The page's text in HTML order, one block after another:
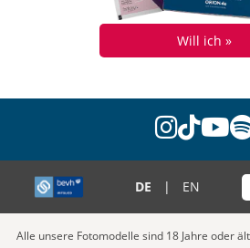
Will ich »
tiktok
DE | EN
Alle unsere Fotomodelle sind 18 Jahre oder